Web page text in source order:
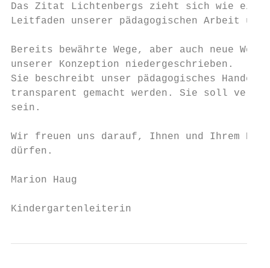
Das Zitat Lichtenbergs zieht sich wie ein
Leitfaden unserer pädagogischen Arbeit
Bereits bewährte Wege, aber auch neue
unserer Konzeption niedergeschrieben.
Sie beschreibt unser pädagogisches
transparent gemacht werden. Sie soll
sein.
Wir freuen uns darauf, Ihnen und Ihrem
dürfen.
Marion Haug
Kindergartenleiterin